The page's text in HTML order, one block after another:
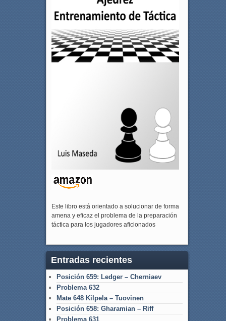
Este libro está orientado a solucionar de forma
amena y eficaz el problema de la preparación
táctica para los jugadores aficionados
Entradas recientes
Posición 659: Ledger – Cherniaev
Problema 632
Mate 648 Kilpela – Tuovinen
Posición 658: Gharamian – Riff
Problema 631